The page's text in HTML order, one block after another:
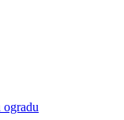
ogradu